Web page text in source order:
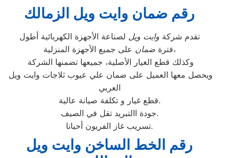
رقم ضمان وايت ويل الزمالك
تقدم شركة وايت ويل لصناعة الأجهزة الكهربائية أطول
فترةضمان
على جميع الأجهزة المنزلية،
وكذلك قطع الغيار الأصلية، جميعها تضمنها الشركة
العربي
قطع غيار و تكلفة صيانة عالية.
جودة االتبريد تقل في الصيف.
تسريب غاز الفريون أحيانا.
رقم الخط الساخن وايت ويل